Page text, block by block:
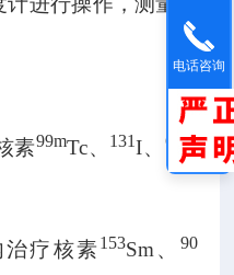
素99mTc、 131I、 67G
疗核素153Sm 、 90
电话咨询